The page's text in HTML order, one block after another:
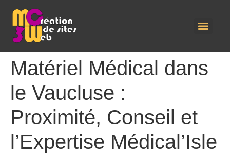
Matériel Médical dans
le Vaucluse :
Proximité, Conseil et
l’Expertise Médical’Isle